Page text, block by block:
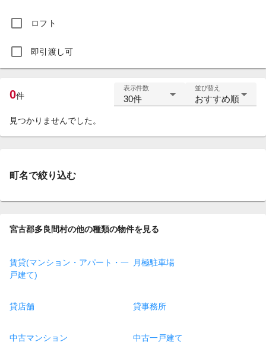
ロフト
即引渡し可
0件
表示件数
30件
並び替え
おすすめ順
見つかりませんでした。
町名で絞り込む
宮古郡多良間村の他の種類の物件を見る
賃貸(マンション・アパート・一
戸建て)
月極駐車場
貸店舗 貸事務所
中古マンション 中古一戸建て